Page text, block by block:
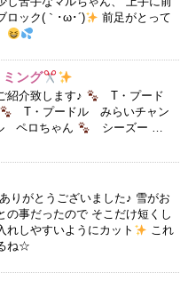
ロック(｀･ω･´)
前足がとって
ミング
紹介致します♪
T・プード
T・プードル みらいチャン
ペロちゃん
シーズー …
りがとうございました♪ 雪がお
の事だったので そこだけ短くし
れしやすいようにカット
これ
ね☆